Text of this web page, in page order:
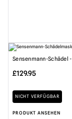
Sensenmann-Schädel
£129.95
NICHT VERFÜGBAR
PRODUKT ANSEHEN